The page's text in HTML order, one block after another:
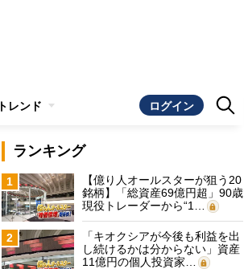
トレンド ログイン
ランキング
1
【億り人オールスターが狙う20
銘柄】「総資産69億円超」90歳
現役トレーダーから“1…
2
「キオクシアが今後も利益を出
し続けるかは分からない」資産
11億円の個人投資家…